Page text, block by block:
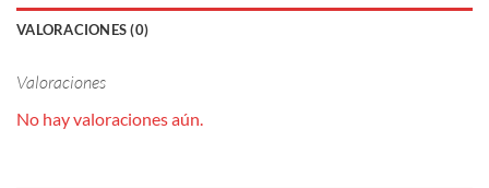
VALORACIONES (0)
Valoraciones
No hay valoraciones aún.